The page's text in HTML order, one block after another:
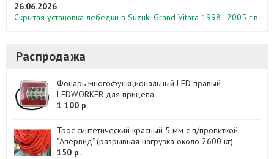
26.06.2026
Скрытая установка лебедки в Suzuki Grand Vitara 1998–2005 г.в
Распродажа
Фонарь многофункциональный LED правый
LEDWORKER для прицепа
1 100 р.
Трос синтетический красный 5 мм с п/пропиткой
"Апервид" (разрывная нагрузка около 2600 кг)
150 р.